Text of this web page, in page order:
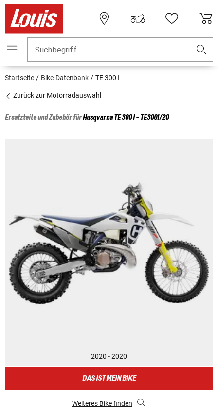
Suchbegriff
Startseite Bike-Datenbank TE 300 I
Zurück zur Motorradauswahl
Ersatzteile und Zubehör fürHusqvarnaTE 300 I - TE300I/20
2020 - 2020
DAS IST MEIN BIKE
Weiteres Bike finden